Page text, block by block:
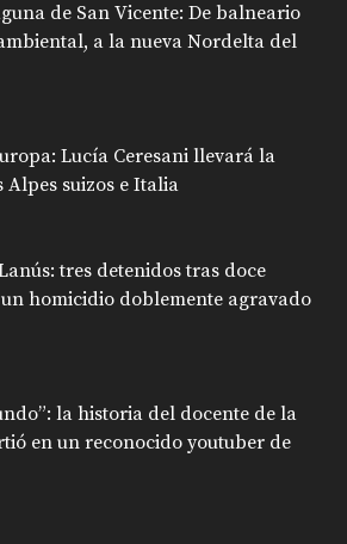
de San Vicente: De balneario
a la nueva Nordelta del
Lucía Ceresani llevará la
Alpes suizos e Italia
tres detenidos tras doce
homicidio doblemente agravado
la historia del docente de la
en un reconocido youtuber de